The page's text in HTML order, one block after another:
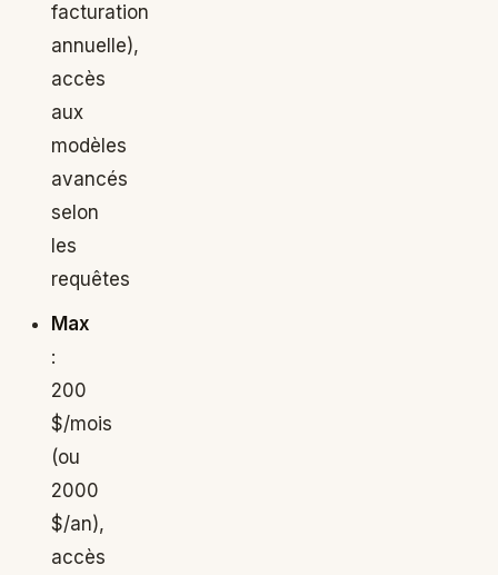
facturation
annuelle),
accès
aux
modèles
avancés
selon
les
requêtes
Max
:
200
$/mois
(ou
2000
$/an),
accès